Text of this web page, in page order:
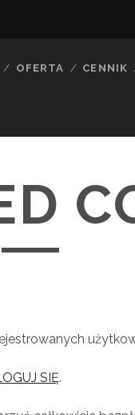
OFERTA CENNIK
SIĘ.